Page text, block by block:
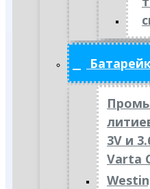
3V и
Varta